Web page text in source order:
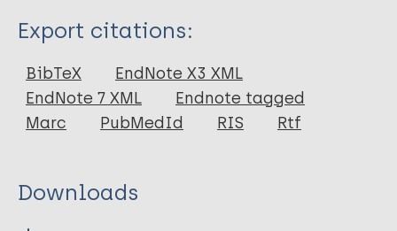
Type
Journal
Export citations:
BibTeX
EndNote X3 XML
EndNote 7 XML
Endnote tagged
Marc
PubMedId RIS Rtf
Downloads